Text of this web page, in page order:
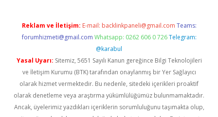
Reklam ve İletişim: E-mail: backlinkpaneli@gmail.com Teams:
forumhizmeti@gmail.com Whatsapp: 0262 606 0 726 Telegram:
@karabul
Yasal Uyarı: Sitemiz, 5651 Sayılı Kanun gereğince Bilgi Teknolojileri
ve İletişim Kurumu (BTK) tarafından onaylanmış bir Yer Sağlayıcı
olarak hizmet vermektedir. Bu nedenle, sitedeki içerikleri proaktif
olarak denetleme veya araştırma yükümlülüğümüz bulunmamaktadır.
Ancak, üyelerimiz yazdıkları içeriklerin sorumluluğunu taşımakta olup,